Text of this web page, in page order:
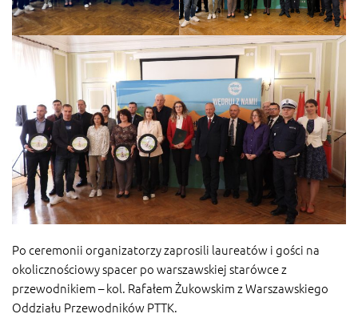
Po ceremonii organizatorzy zaprosili laureatów i gości na
okolicznościowy spacer po warszawskiej starówce z
przewodnikiem – kol. Rafałem Żukowskim z Warszawskiego
Oddziału Przewodników PTTK.